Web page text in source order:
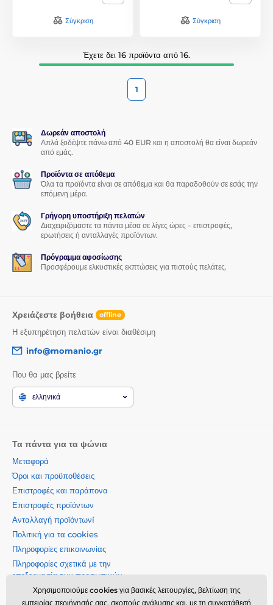
Σύγκριση Σύγκριση
Έχετε δει 16 προϊόντα από 16.
1
Δωρεάν αποστολή
Απλά ξοδέψτε πάνω από 40 EUR και η αποστολή θα είναι δωρεάν
από εμάς.
Προϊόντα σε απόθεμα
Όλα τα προϊόντα είναι σε απόθεμα και θα παραδοθούν σε εσάς την
επόμενη μέρα.
Γρήγορη υποστήριξη πελατών
Διαχειριζόμαστε τα πάντα μέσα σε λίγες ώρες – επιστροφές,
ερωτήσεις ή ανταλλαγές προϊόντων.
Πρόγραμμα αφοσίωσης
Προσφέρουμε ελκυστικές εκπτώσεις για πιστούς πελάτες.
Χρειάζεστε βοήθεια offline
Η εξυπηρέτηση πελατών είναι διαθέσιμη
info@momanio.gr
Που θα μας βρείτε
ελληνικά
Τα πάντα για τα ψώνια
Μεταφορά
Όροι και προϋποθέσεις
Επιστροφές και παράπονα
Επιστροφές προϊόντων
Ανταλλαγή προϊόντωνí
Πολιτική για τα cookies
Πληροφορίες επικοινωνίας
Πληροφορίες σχετικά με την
επεξεργασία των προσωπικών
δεδομένων
Σχετικά με την εταιρεία μας
Χρησιμοποιούμε cookies για βασικές λειτουργίες, βελτίωση της
εμπειρίας περιήγησής σας, σκοπούς ανάλυσης και, με τη συγκατάθεσή